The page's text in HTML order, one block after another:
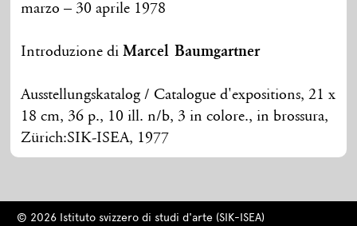
marzo – 30 aprile 1978
Introduzione diMarcel Baumgartner
Ausstellungskatalog / Catalogue d'expositions, 21 x
18 cm, 36 p., 10 ill. n/b, 3 in colore., in brossura,
Zürich:SIK-ISEA, 1977
© 2026 Istituto svizzero di studi d'arte (SIK-ISEA)